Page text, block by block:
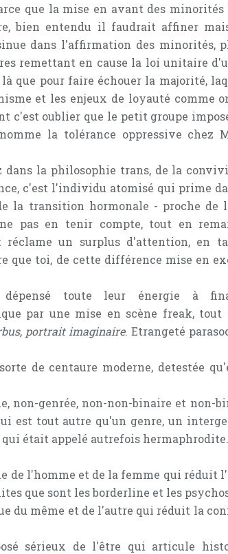
que la mise en avant des minorités
bien entendu il faudrait affiner
dans l'affirmation des minorités,
remettant en cause la loi unitaire
que pour faire échouer la majorité,
et les enjeux de loyauté comme
c'est oublier que le petit groupe
la tolérance oppressive chez
dans la philosophie trans, de la
c'est l'individu atomisé qui prime
la transition hormonale - proche de
pas en tenir compte, tout en
réclame un surplus d'attention, en
que toi, de cette différence mise en
dépensé toute leur énergie à
par une mise en scène freak, tout
portrait imaginaire. Etrangeté
de centaure moderne, detestée
non-genrée, non-non-binaire et non-
est tout autre qu'un genre, un
était appelé autrefois hermaphrodite.
de l'homme et de la femme qui réduit
que sont les borderline et les
du même et de l'autre qui réduit la
sérieux de l'être qui articule